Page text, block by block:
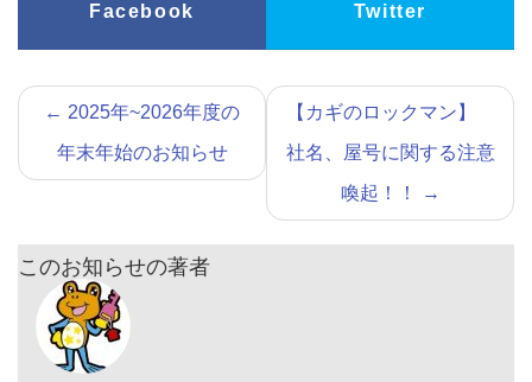
Facebook Twitter
← 2025年~2026年度の
年末年始のお知らせ
【カギのロックマン】
社名、屋号に関する注意
喚起！！
→
このお知らせの著者